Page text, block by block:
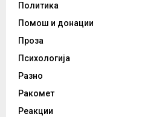
Политика
Помош и донации
Проза
Психологија
Разно
Ракомет
Реакции